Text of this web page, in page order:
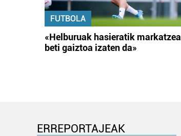
FUTBOLA
«Helburuak hasieratik markatzea
beti gaiztoa izaten da»
ERREPORTAJEAK